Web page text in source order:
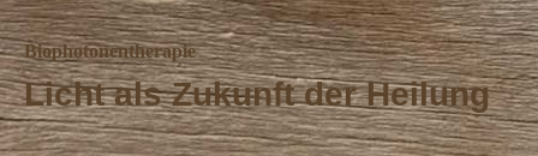
Biophotonentherapie
Licht als Zukunft der Heilung